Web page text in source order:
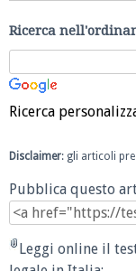
Ricerca
Ricerca
Disclaimer: gli articoli
Pubblica questo
Leggi online il